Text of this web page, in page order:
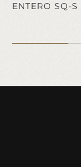
ENTERO SQ-